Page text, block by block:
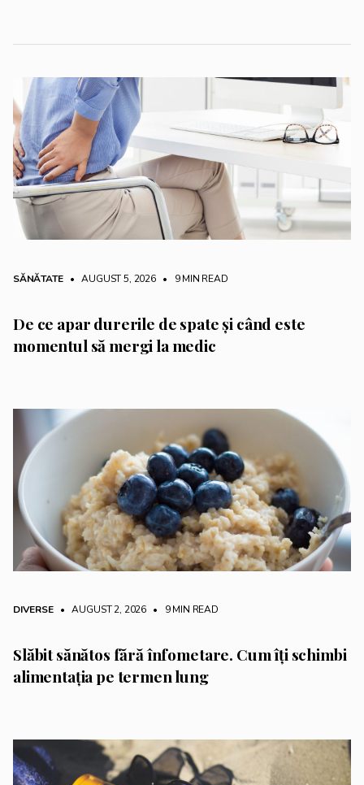
SĂNĂTATE • AUGUST 5, 2026 • 9 MIN READ
De ce apar durerile de spate și când este
momentul să mergi la medic
DIVERSE • AUGUST 2, 2026 • 9 MIN READ
Slăbit sănătos fără înfometare. Cum îți schimbi
alimentația pe termen lung